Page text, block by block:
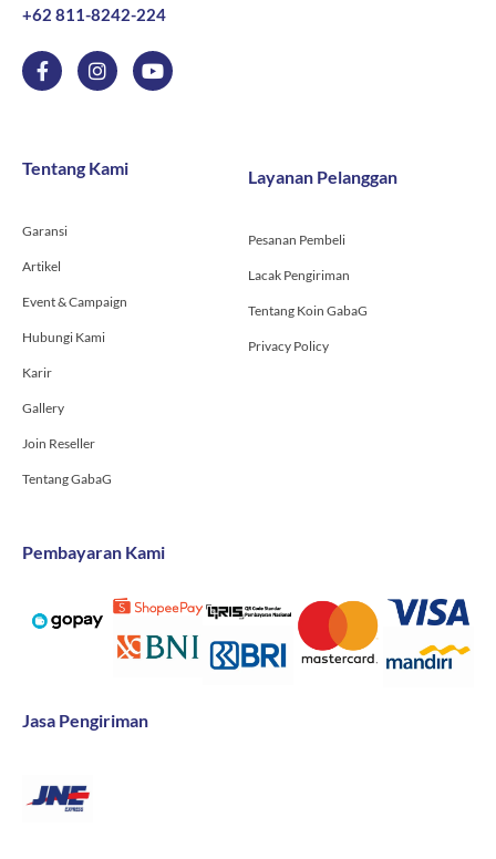
+62 811-8242-224
F
a
c
o
f
I
n
s
g
r
Y
o
u
Tentang Kami
Garansi
Artikel
Event & Campaign
Hubungi Kami
Karir
Gallery
Join Reseller
Tentang GabaG
Layanan Pelanggan
Pesanan Pembeli
Lacak Pengiriman
Tentang Koin GabaG
Privacy Policy
Pembayaran Kami
Jasa Pengiriman